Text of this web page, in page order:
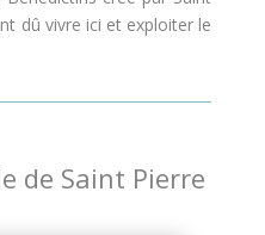
dû vivre ici et exploiter le
de Saint Pierre